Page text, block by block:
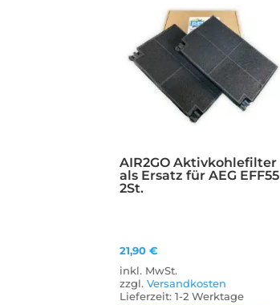
AIR2GO Aktivkohlefilter
als Ersatz für AEG EFF55
2St.
21,90€
inkl. MwSt.
zzgl.Versandkosten
Lieferzeit:1-2 Werktage